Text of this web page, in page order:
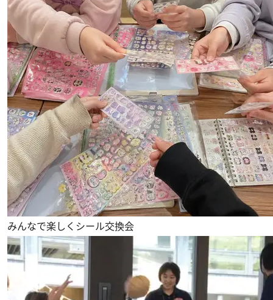
みんなで楽しくシール交換会